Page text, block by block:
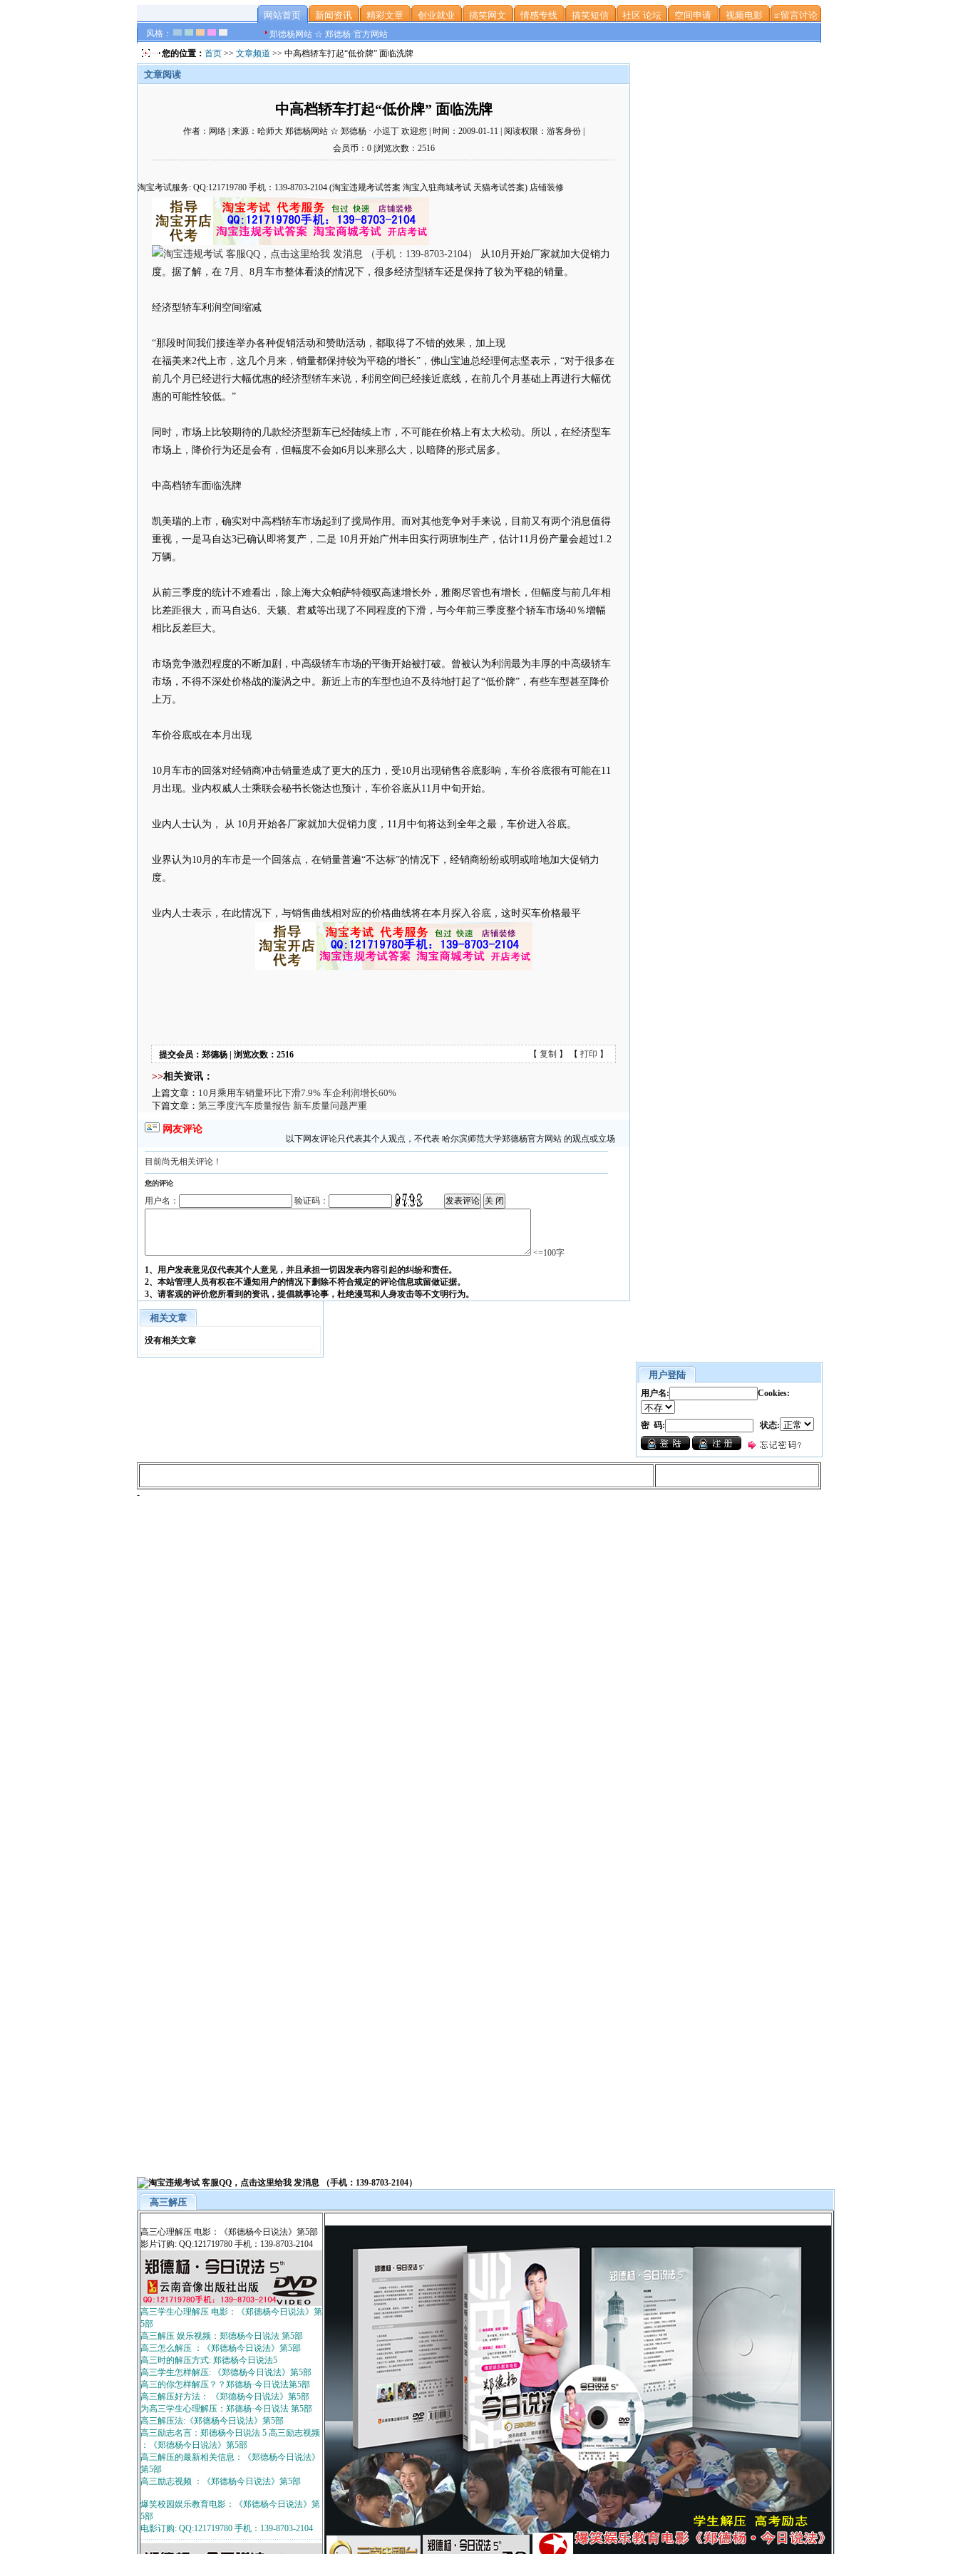
风格：
网站首页 新闻资讯 精彩文章 创业就业 搞笑网文 情感专线 搞笑短信 社区 论坛 空间申请 视频电影 ≌留言讨论
郑德杨网站 ☆ 郑德杨·官方网站
您的位置： 首页 >> 文章频道 >> 中高档轿车打起“低价牌” 面临洗牌
文章阅读
中高档轿车打起“低价牌” 面临洗牌
作者：网络 | 来源：哈师大 郑德杨网站 ☆ 郑德杨 · 小逗丁 欢迎您 | 时间：2009-01-11 | 阅读权限：游客身份 |
会员币：0 |浏览次数：2516
淘宝考试服务: QQ:121719780 手机：139-8703-2104 (淘宝违规考试答案 淘宝入驻商城考试 天猫考试答案) 店铺装修
从10月开始厂家就加大促销力
度。据了解，在 7月、8月车市整体看淡的情况下，很多经济型轿车还是保持了较为平稳的销量。
经济型轿车利润空间缩减
“那段时间我们接连举办各种促销活动和赞助活动，都取得了不错的效果，加上现
在福美来2代上市，这几个月来，销量都保持较为平稳的增长”，佛山宝迪总经理何志坚表示，“对于很多在
前几个月已经进行大幅优惠的经济型轿车来说，利润空间已经接近底线，在前几个月基础上再进行大幅优
惠的可能性较低。”
同时，市场上比较期待的几款经济型新车已经陆续上市，不可能在价格上有太大松动。所以，在经济型车
市场上，降价行为还是会有，但幅度不会如6月以来那么大，以暗降的形式居多。
中高档轿车面临洗牌
凯美瑞的上市，确实对中高档轿车市场起到了搅局作用。而对其他竞争对手来说，目前又有两个消息值得
重视，一是马自达3已确认即将复产，二是 10月开始广州丰田实行两班制生产，估计11月份产量会超过1.2
万辆。
从前三季度的统计不难看出，除上海大众帕萨特领驭高速增长外，雅阁尽管也有增长，但幅度与前几年相
比差距很大，而马自达6、天籁、君威等出现了不同程度的下滑，与今年前三季度整个轿车市场40％增幅
相比反差巨大。
市场竞争激烈程度的不断加剧，中高级轿车市场的平衡开始被打破。曾被认为利润最为丰厚的中高级轿车
市场，不得不深处价格战的漩涡之中。新近上市的车型也迫不及待地打起了“低价牌”，有些车型甚至降价
上万。
车价谷底或在本月出现
10月车市的回落对经销商冲击销量造成了更大的压力，受10月出现销售谷底影响，车价谷底很有可能在11
月出现。业内权威人士乘联会秘书长饶达也预计，车价谷底从11月中旬开始。
业内人士认为， 从 10月开始各厂家就加大促销力度，11月中旬将达到全年之最，车价进入谷底。
业界认为10月的车市是一个回落点，在销量普遍“不达标”的情况下，经销商纷纷或明或暗地加大促销力
度。
业内人士表示，在此情况下，与销售曲线相对应的价格曲线将在本月探入谷底，这时买车价格最平
提交会员：郑德杨 | 浏览次数：2516 【 复制 】 【 打印 】
>>相关资讯：
上篇文章： 10月乘用车销量环比下滑7.9% 车企利润增长60%
下篇文章： 第三季度汽车质量报告 新车质量问题严重
网友评论
以下网友评论只代表其个人观点，不代表 哈尔滨师范大学郑德杨官方网站 的观点或立场
目前尚无相关评论！
您的评论
用户名： 验证码：
<=100字
1、用户发表意见仅代表其个人意见，并且承担一切因发表内容引起的纠纷和责任。
2、本站管理人员有权在不通知用户的情况下删除不符合规定的评论信息或留做证据。
3、请客观的评价您所看到的资讯，提倡就事论事，杜绝漫骂和人身攻击等不文明行为。
相关文章
没有相关文章
用户登陆
用户名: Cookies:
密 码: 状态:
-
高三解压
高三心理解压 电影：《郑德杨今日说法》第5部
影片订购: QQ:121719780 手机：139-8703-2104
高三学生心理解压 电影：《郑德杨今日说法》第
5部
高三解压 娱乐视频：郑德杨今日说法 第5部
高三怎么解压 ：《郑德杨今日说法》第5部
高三时的解压方式: 郑德杨今日说法5
高三学生怎样解压: 《郑德杨今日说法》第5部
高三的你怎样解压？？郑德杨·今日说法第5部
高三解压好方法： 《郑德杨今日说法》第5部
为高三学生心理解压：郑德杨·今日说法 第5部
高三解压法:《郑德杨今日说法》第5部
高三励志名言：郑德杨今日说法 5 高三励志视频
：《郑德杨今日说法》第5部
高三解压的最新相关信息：《郑德杨今日说法》
第5部
高三励志视频 ：《郑德杨今日说法》第5部
爆笑校园娱乐教育电影：《郑德杨今日说法》第
5部
电影订购: QQ:121719780 手机：139-8703-2104